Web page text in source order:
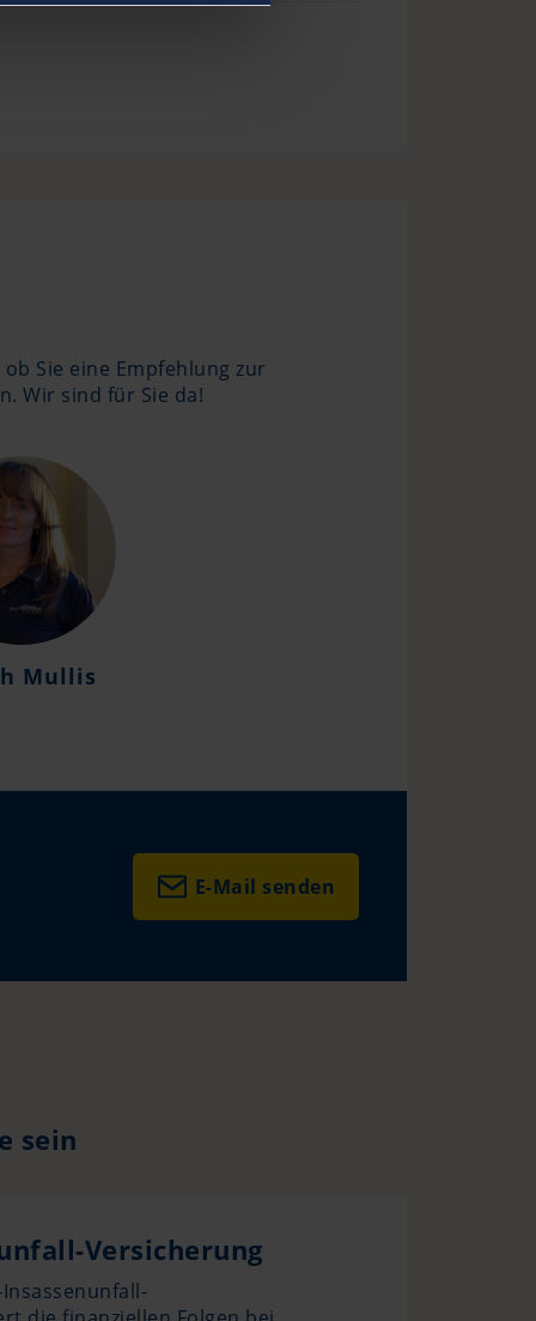
Sie eine Empfehlung zur
Wir sind für Sie da!
Mullis
E-Mail senden
sein
Versicherung